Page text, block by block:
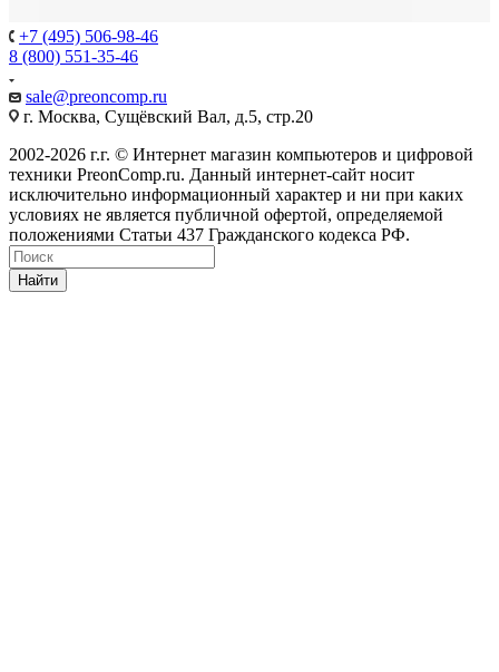
+7 (495) 506-98-46
8 (800) 551-35-46
sale@preoncomp.ru
г. Москва, Сущёвский Вал, д.5, стр.20
2002-2026 г.г. © Интернет магазин компьютеров и цифровой
техники PreonComp.ru. Данный интернет-сайт носит
исключительно информационный характер и ни при каких
условиях не является публичной офертой, определяемой
положениями Статьи 437 Гражданского кодекса РФ.
Найти